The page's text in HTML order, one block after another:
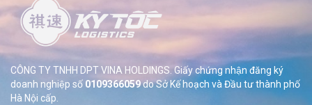
CÔNG TY TNHH DPT VINA HOLDINGS. Giấy chứng nhận đăng ký
doanh nghiệp số 0109366059do SởKế hoạch và Đầu tư thành phố
Hà Nội cấp.